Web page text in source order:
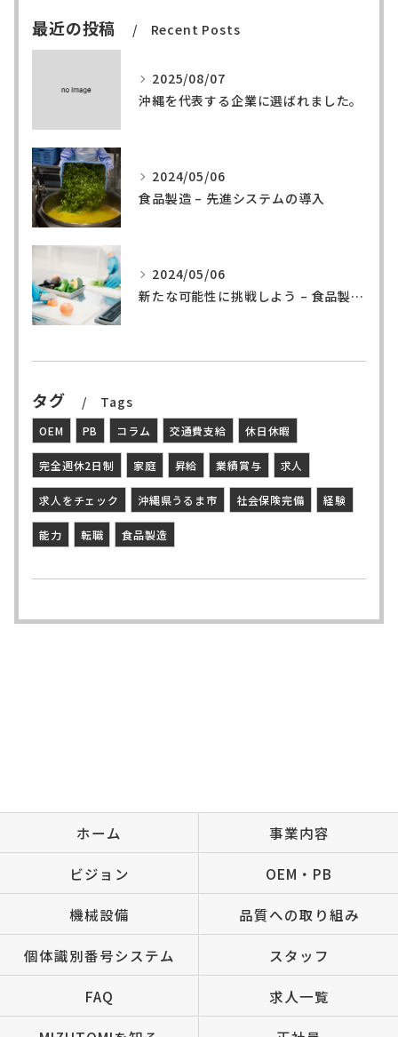
最近の投稿 Recent Posts
2025/08/07
沖縄を代表する企業に選ばれました。
2024/05/06
食品製造 – 先進システムの導入
2024/05/06
新たな可能性に挑戦しよう – 食品製造の世界へ
タグ Tags
OEM PB コラム 交通費支給 休日休暇
完全週休2日制 家庭 昇給 業績賞与 求人
求人をチェック 沖縄県うるま市 社会保険完備 経験
能力 転職 食品製造
ホーム 事業内容
ビジョン OEM・PB
機械設備 品質への取り組み
個体識別番号システム スタッフ
FAQ 求人一覧